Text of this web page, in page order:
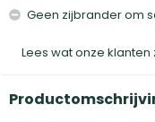
Geen zijbrander om
Lees wat onze